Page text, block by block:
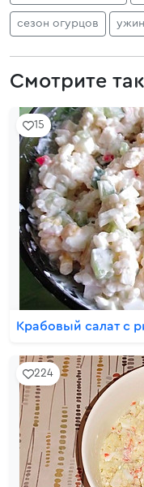
сезон огурцов ужин
Смотрите
15
Крабовый салат с
224